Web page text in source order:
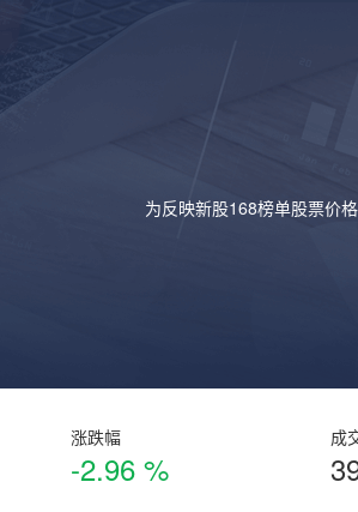
为反映新股168榜单股票价
涨跌幅
-2.96 %
成